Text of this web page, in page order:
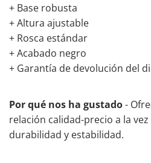
+ Base robusta
+ Altura ajustable
+ Rosca estándar
+ Acabado negro
+ Garantía de devolución del
Por qué nos ha gustado-
relación calidad-precio a la
durabilidad y estabilidad.